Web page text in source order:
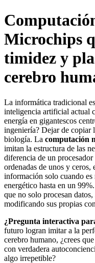
Microchips
timidez y
cerebro
La informática tradicional
inteligencia artificial actual
energía en gigantescos
ingeniería? Dejar de copiar
biología. La computación
imitan la estructura de las
diferencia de un
ordenadas de unos y ceros,
información solo cuando
energético hasta en un
que no solo procesan
modificando sus propias
¿Pregunta interactiva
futuro logran imitar a la
cerebro humano, ¿crees
con verdadera
algo irrepetible?